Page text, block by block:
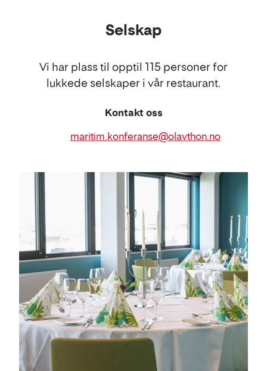
Selskap
Vi har plass til opptil 115 personer for
lukkede selskaper i vår restaurant.
Kontakt oss
maritim.konferanse@olavthon.no